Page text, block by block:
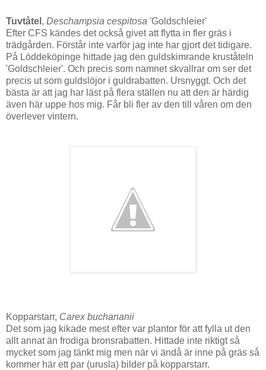
Tuvtåtel , Deschampsia cespitosa 'Goldschleier'
Efter CFS kändes det också givet att flytta in fler gräs i
trädgården. Förstår inte varför jag inte har gjort det tidigare.
På Löddeköpinge hittade jag den guldskimrande kruståteln
'Goldschleier'. Och precis som namnet skvallrar om ser det
precis ut som guldslöjor i guldrabatten. Ursnyggt. Och det
bästa är att jag har läst på flera ställen nu att den är härdig
även här uppe hos mig. Får bli fler av den till våren om den
överlever vintern.
Kopparstarr, Carex buchananii
Det som jag kikade mest efter var plantor för att fylla ut den
allt annat än frodiga bronsrabatten. Hittade inte riktigt så
mycket som jag tänkt mig men när vi ändå är inne på gräs så
kommer här ett par (urusla) bilder på kopparstarr.